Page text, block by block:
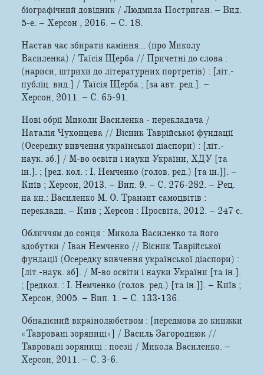
біографічний довідник / Людмила Постриган. – Вид.
5-е. – Херсон , 2016. – С. 18.
Настав час збирати каміння... (про Миколу
Василенка) / Таїсія Щерба // Причетні до слова :
(нариси, штрихи до літературних портретів) : [літ.-
публіц. вид.] / Таїсія Щерба ; [за авт. ред.]. –
Херсон, 2011. – С. 65-91.
Нові обрії Миколи Василенка - перекладача /
Наталія Чухонцева // Вісник Таврійської фундації
(Осередку вивчення української діаспори) : [літ.-
наук. зб.] / М-во освіти і науки України, ХДУ [та
ін.]. ; [ред. кол. : І. Немченко (голов. ред.) [та ін.]]. –
Київ ; Херсон, 2013. – Вип. 9. – С. 276-282. – Рец.
на кн.: Василенко М. О. Транзит самоцвітів :
переклади. – Київ ; Херсон : Просвіта, 2012. – 247 с.
Обличчям до сонця : Микола Василенко та його
здобутки / Іван Немченко // Вісник Таврійської
фундації (Осередку вивчення української діаспори) :
[літ.-наук. зб]. / М-во освіти і науки України [та ін.].
; [редкол. : І. Немченко (голов. ред.) [та ін.]]. – Київ ;
Херсон, 2005. – Вип. 1. – С. 133-136.
Обнадієний вкраїнолюбством : [передмова до книжки
«Тавровані зоряниці»] / Василь Загороднюк //
Тавровані зоряниці : поезії / Микола Василенко. –
Херсон, 2011. – С. 3-6.